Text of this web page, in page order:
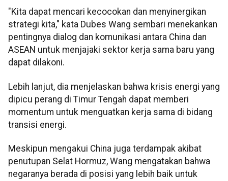
"Kita dapat mencari kecocokan dan menyinergikan
strategi kita," kata Dubes Wang sembari menekankan
pentingnya dialog dan komunikasi antara China dan
ASEAN untuk menjajaki sektor kerja sama baru yang
dapat dilakoni.
Lebih lanjut, dia menjelaskan bahwa krisis energi yang
dipicu perang di Timur Tengah dapat memberi
momentum untuk menguatkan kerja sama di bidang
transisi energi.
Meskipun mengakui China juga terdampak akibat
penutupan Selat Hormuz, Wang mengatakan bahwa
negaranya berada di posisi yang lebih baik untuk